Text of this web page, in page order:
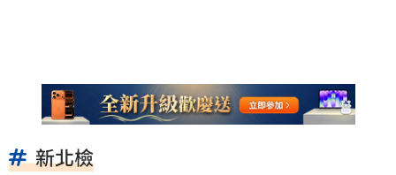
新北檢